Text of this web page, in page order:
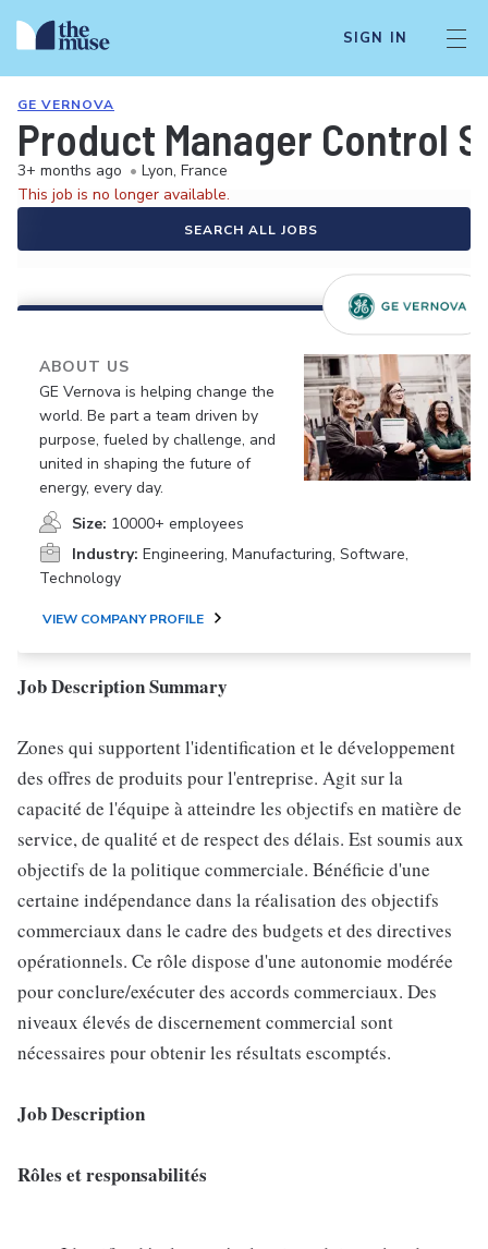
SIGN IN
GE VERNOVA
Product Manager Control
3+ months ago • Lyon, France
This job is no longer available.
SEARCH ALL JOBS
ABOUT US
GE Vernova is helping change the
world. Be part a team driven by
purpose, fueled by challenge, and
united in shaping the future of
energy, every day.
Size: 10000+ employees
Industry: Engineering, Manufacturing, Software,
Technology
VIEW COMPANY PROFILE
Job Description Summary
Zones qui supportent l'identification et le développement
des offres de produits pour l'entreprise. Agit sur la
capacité de l'équipe à atteindre les objectifs en matière de
service, de qualité et de respect des délais. Est soumis aux
objectifs de la politique commerciale. Bénéficie d'une
certaine indépendance dans la réalisation des objectifs
commerciaux dans le cadre des budgets et des directives
opérationnels. Ce rôle dispose d'une autonomie modérée
pour conclure/exécuter des accords commerciaux. Des
niveaux élevés de discernement commercial sont
nécessaires pour obtenir les résultats escomptés.
Job Description
Rôles et responsabilités